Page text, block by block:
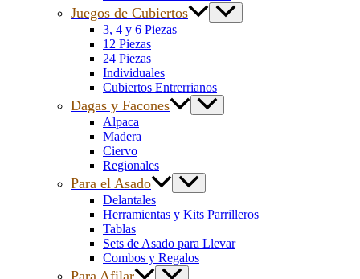
Juegos de Cubiertos
3, 4 y 6 Piezas
12 Piezas
24 Piezas
Individuales
Cubiertos Entrerrianos
Dagas y Facones
Alpaca
Madera
Ciervo
Regionales
Para el Asado
Delantales
Herramientas y Kits Parrilleros
Tablas
Sets de Asado para Llevar
Combos y Regalos